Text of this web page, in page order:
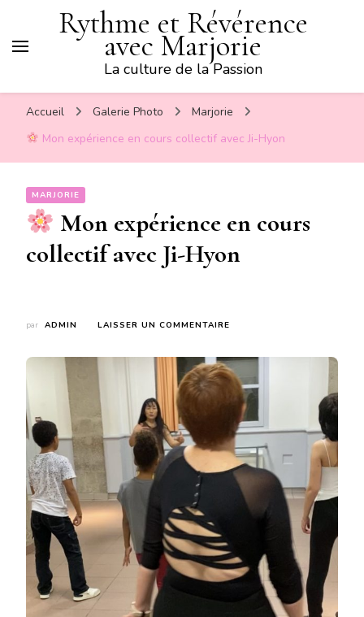
Rythme et Révérence
avec Marjorie
La culture de la Passion
Accueil Galerie Photo
Marjorie
Mon expérience en cours collectif avec Ji-Hyon
MARJORIE
Mon expérience en cours
collectif avec Ji-Hyon
par ADMIN LAISSER UN COMMENTAIRE
EXPÉRIENCE
EN
COURS
COLLECTIF
AVEC
JI-
HYON